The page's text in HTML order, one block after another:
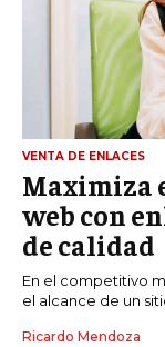
VENTA DE ENLACES
Maximiza
web con
de calidad
En el competitivo
el alcance de un
Ricardo Mendoza